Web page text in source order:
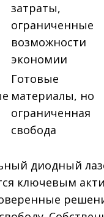
затраты,
ограниченные
возможности
экономии
Готовые
материалы, но
ограниченная
свобода
диодный
ключевым